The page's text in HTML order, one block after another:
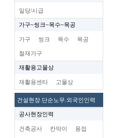
일당/시급
가구~씽크~목수~목공
가구 씽크 목수 목공
철재가구
재활용고물상
재활용센타 고물상
건설현장.단순노무.외국인인력
공사현장인력
건축공사 칸막이 용접